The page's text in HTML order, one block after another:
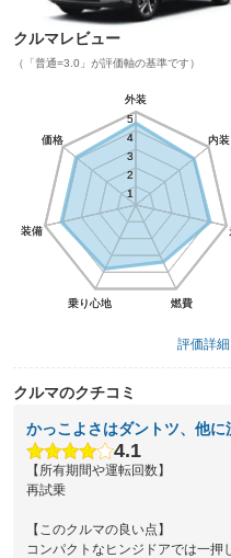
クルマレビュー
（「普通=3.0」が評価軸の基準です）
外装
内装
燃費
乗り心地
装備
価格
1
2
3
4
5
外装
内装
燃費
乗り心地
装備
価格
1
2
3
4
5
評価詳
クルマのクチコミ
4.1
【所有期間や運転回数】
再試乗
【このクルマの良い点】
コンパクトなヒンジドアでは一押